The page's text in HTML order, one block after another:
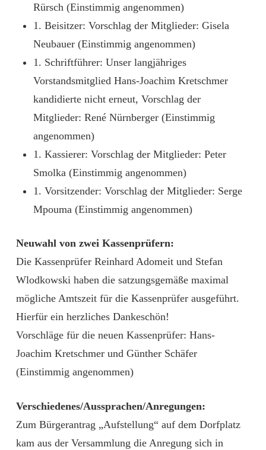
Rürsch (Einstimmig angenommen)
1. Beisitzer: Vorschlag der Mitglieder: Gisela
Neubauer (Einstimmig angenommen)
1. Schriftführer: Unser langjähriges
Vorstandsmitglied Hans-Joachim Kretschmer
kandidierte nicht erneut, Vorschlag der
Mitglieder: René Nürnberger (Einstimmig
angenommen)
1. Kassierer: Vorschlag der Mitglieder: Peter
Smolka (Einstimmig angenommen)
1. Vorsitzender: Vorschlag der Mitglieder: Serge
Mpouma (Einstimmig angenommen)
Neuwahl von zwei Kassenprüfern:
Die Kassenprüfer Reinhard Adomeit und Stefan
Wlodkowski haben die satzungsgemäße maximal
mögliche Amtszeit für die Kassenprüfer ausgeführt.
Hierfür ein herzliches Dankeschön!
Vorschläge für die neuen Kassenprüfer: Hans-
Joachim Kretschmer und Günther Schäfer
(Einstimmig angenommen)
Verschiedenes/Aussprachen/Anregungen:
Zum Bürgerantrag „Aufstellung“ auf dem Dorfplatz
kam aus der Versammlung die Anregung sich in